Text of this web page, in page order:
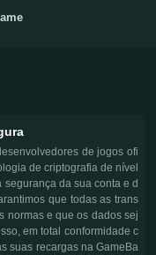
de jogos ofi
de criptografia de nível
da sua conta e d
que todas as trans
normas e que os dados sej
em total conformidade c
suas recargas na GameBa